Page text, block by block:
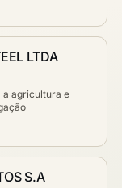
LTDA
a agricultura e
S.A